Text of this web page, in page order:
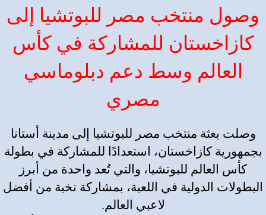
وصول منتخب مصر للبوتشيا إلى
كازاخستان للمشاركة في كأس
العالم وسط دعم دبلوماسي
مصري
وصلت بعثة منتخب مصر للبوتشيا إلى مدينة أستانا
بجمهورية كازاخستان، استعدادًا للمشاركة في بطولة
كأس العالم للبوتشيا، والتي تُعد واحدة من أبرز
البطولات الدولية في اللعبة، بمشاركة نخبة من أفضل
لاعبي العالم.